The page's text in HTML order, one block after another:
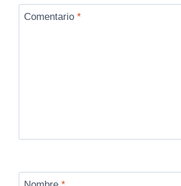
Comentario *